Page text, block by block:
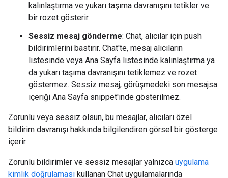
kalınlaştırma ve yukarı taşıma davranışını tetikler ve
bir rozet gösterir.
Sessiz mesaj gönderme: Chat, alıcılar için push
bildirimlerini bastırır. Chat'te, mesaj alıcıların
listesinde veya Ana Sayfa listesinde kalınlaştırma ya
da yukarı taşıma davranışını tetiklemez ve rozet
göstermez. Sessiz mesaj, görüşmedeki son mesajsa
içeriği Ana Sayfa snippet'inde gösterilmez.
Zorunlu veya sessiz olsun, bu mesajlar, alıcıları özel
bildirim davranışı hakkında bilgilendiren görsel bir gösterge
içerir.
Zorunlu bildirimler ve sessiz mesajlar yalnızca uygulama
kimlik doğrulaması kullanan Chat uygulamalarında